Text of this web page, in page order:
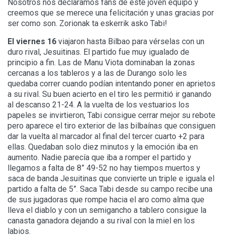
Nosotros nos declaramos fans de este joven equipo y
creemos que se merece una felicitación y unas gracias por
ser como son. Zorionak ta eskerrik asko Tabi!
El viernes 16 viajaron hasta Bilbao para vérselas con un
duro rival, Jesuitinas. El partido fue muy igualado de
principio a fin. Las de Manu Viota dominaban la zonas
cercanas a los tableros y a las de Durango solo les
quedaba correr cuando podían intentando poner en aprietos
a su rival. Su buen acierto en el tiro les permitió ir ganando
al descanso 21-24. A la vuelta de los vestuarios los
papeles se invirtieron, Tabi consigue cerrar mejor su rebote
pero aparece el tiro exterior de las bilbaínas que consiguen
dar la vuelta al marcador al final del tercer cuarto +2 para
ellas. Quedaban solo diez minutos y la emoción iba en
aumento. Nadie parecía que iba a romper el partido y
llegamos a falta de 8” 49-52 no hay tiempos muertos y
saca de banda Jesuitinas que convierte un triple e iguala el
partido a falta de 5”. Saca Tabi desde su campo recibe una
de sus jugadoras que rompe hacia el aro como alma que
lleva el diablo y con un semigancho a tablero consigue la
canasta ganadora dejando a su rival con la miel en los
labios.